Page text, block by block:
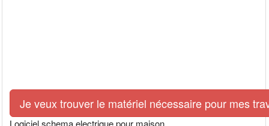
Je veux trouver le matériel nécessaire pour mes